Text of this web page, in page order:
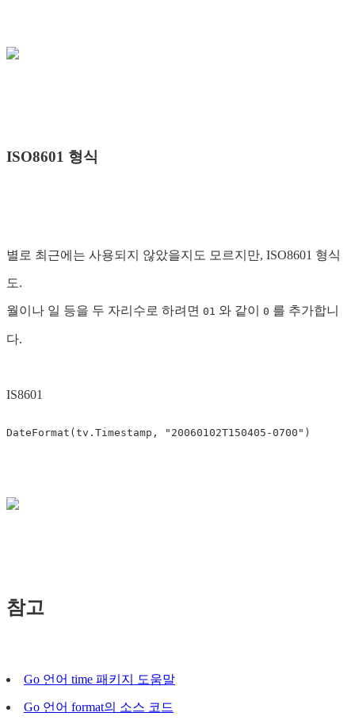
ISO8601 형식
별로 최근에는 사용되지 않았을지도 모르지만, ISO8601 형식
도.
월이나 일 등을 두 자리수로 하려면 01 와 같이 0 를 추가합니
다.
IS8601
참고
Go 언어 time 패키지 도움말
Go 언어 format의 소스 코드